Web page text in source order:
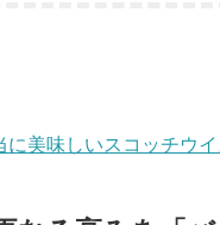
に美味しいスコッチウ